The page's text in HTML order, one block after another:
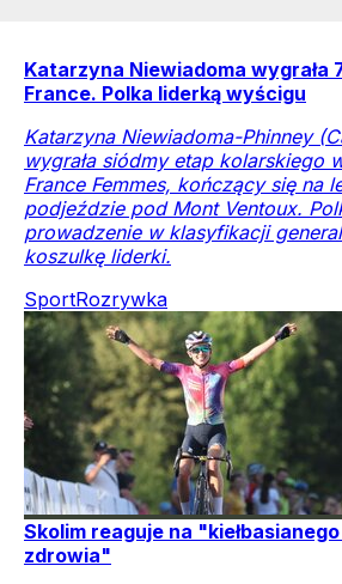
Katarzyna Niewiadoma wygrała
France. Polka liderką wyścigu
Katarzyna Niewiadoma-Phinney
wygrała siódmy etap kolarskiego
France Femmes, kończący się na
podjeździe pod Mont Ventoux.
prowadzenie w klasyfikacji
koszulkę liderki.
SportRozrywka
Skolim reaguje na
zdrowia"